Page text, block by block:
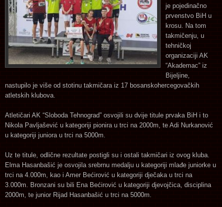
je pojedinačno
prvenstvo BiH u
krosu. Na tom
takmičenju, u
tehničkoj
organizaciji AK
“Akademac” iz
Bijeljine,
nastupilo je više od stotinu takmičara iz 17 bosanskohercegovačkih
atletskih klubova.
Atletičari AK “Sloboda Tehnograd” osvojili su dvije titule prvaka BiH i to
Nikola Pavljašević u kategoriji pionira u trci na 2000m, te Adi Nurkanović
u kategoriji juniora u trci na 5000m.
Uz te titule, odlične rezultate postigli su i ostali takmičari iz ovog kluba.
Elma Hasanbašić je osvojila srebrnu medalju u kategoriji mlađe juniorke u
trci na 4.000m, kao i Amer Bećirović u kategoriji dječaka u trci na
3.000m. Bronzani su bili Ena Bećirović u kategoriji djevojčica, disciplina
2000m, te junior Rijad Hasanbašić u trci na 5000m.